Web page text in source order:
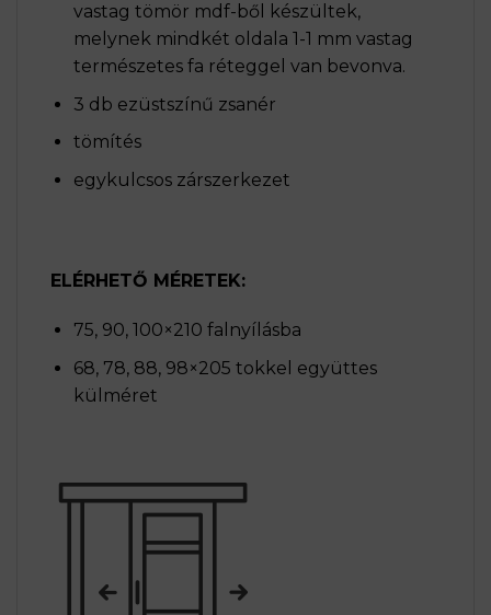
vastag tömör mdf-ből készültek,
melynek mindkét oldala 1-1 mm vastag
természetes fa réteggel van bevonva.
3 db ezüstszínű zsanér
tömítés
egykulcsos zárszerkezet
ELÉRHETŐ MÉRETEK:
75, 90, 100×210 falnyílásba
68, 78, 88, 98×205 tokkel együttes
külméret